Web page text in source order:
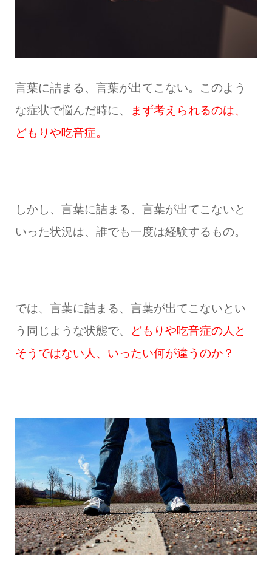
言葉に詰まる、言葉が出てこない。このよう
な症状で悩んだ時に、
まず考えられるのは、
どもりや吃音症。
しかし、言葉に詰まる、言葉が出てこないと
いった状況は、誰でも一度は経験するもの。
では、言葉に詰まる、言葉が出てこないとい
う同じような状態で、
どもりや吃音症の人と
そうではない人、いったい何が違うのか？